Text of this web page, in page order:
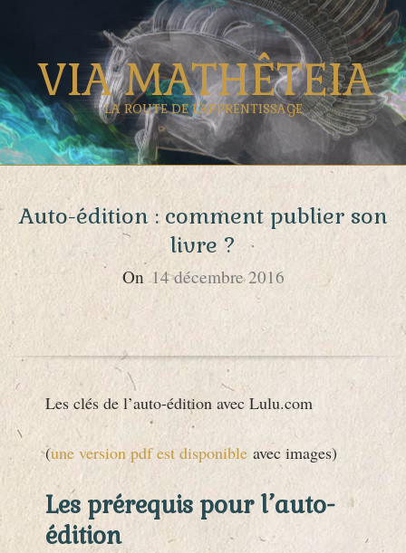
contentVIA MATHÊTEIA
LA ROUTE DE L'APPRENTISSAGE
Primary
Navigation
Menu
Auto-édition : comment publier son
livre ?
On 14 décembre 2016
Les clés de l’auto-édition avec Lulu.com
(une version pdf est disponible avec images)
Les prérequis pour l’auto-
édition